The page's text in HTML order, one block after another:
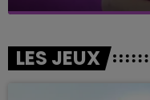
LES JEUX